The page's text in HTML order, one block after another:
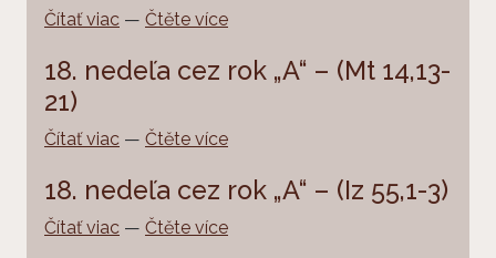
Čítať viac — Čtěte více
18. nedeľa cez rok „A“ – (Mt 14,13-
21)
Čítať viac — Čtěte více
18. nedeľa cez rok „A“ – (Iz 55,1-3)
Čítať viac — Čtěte více